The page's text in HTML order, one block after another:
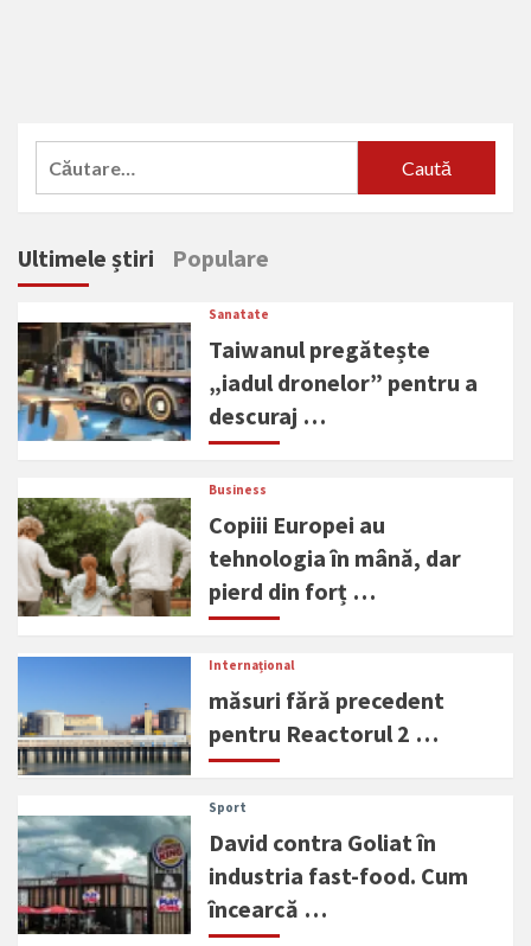
Caută
Ultimele știri Populare
Sanatate
Taiwanul pregătește
„iadul dronelor” pentru a
descuraj …
Business
Copiii Europei au
tehnologia în mână, dar
pierd din forț …
Internațional
măsuri fără precedent
pentru Reactorul 2 …
Sport
David contra Goliat în
industria fast-food. Cum
încearcă …